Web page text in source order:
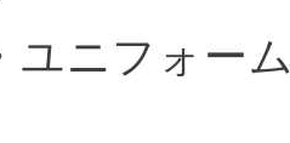
ユニフォーム